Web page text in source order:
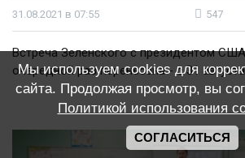
31.08.2021 в 07:55 547
Встреча Зеленского с президентом
очередной раз перенесена - с 31
Мы используем cookies для
сайта. Продолжая просмотр, вы
Политикой использования
СОГЛАСИТЬСЯ